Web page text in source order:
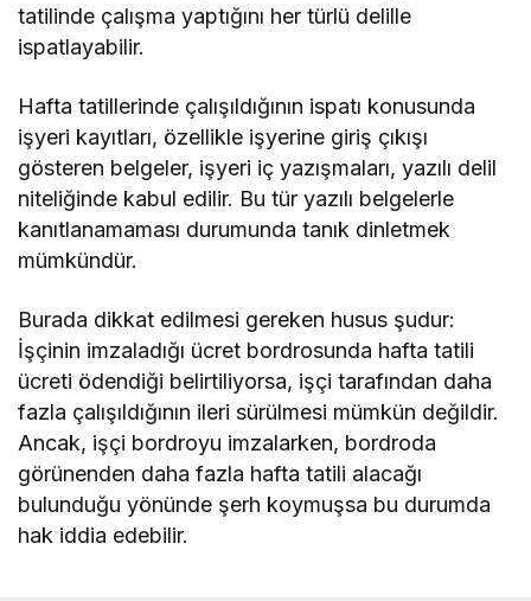
tatilinde çalışma yaptığını her türlü delille
ispatlayabilir.
Hafta tatillerinde çalışıldığının ispatı konusunda
işyeri kayıtları, özellikle işyerine giriş çıkışı
gösteren belgeler, işyeri iç yazışmaları, yazılı delil
niteliğinde kabul edilir. Bu tür yazılı belgelerle
kanıtlanamaması durumunda tanık dinletmek
mümkündür.
Burada dikkat edilmesi gereken husus şudur:
İşçinin imzaladığı ücret bordrosunda hafta tatili
ücreti ödendiği belirtiliyorsa, işçi tarafından daha
fazla çalışıldığının ileri sürülmesi mümkün değildir.
Ancak, işçi bordroyu imzalarken, bordroda
görünenden daha fazla hafta tatili alacağı
bulunduğu yönünde şerh koymuşsa bu durumda
hak iddia edebilir.